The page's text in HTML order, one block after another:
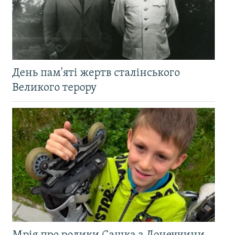
День пам'яті жертв сталінського
Великого терору